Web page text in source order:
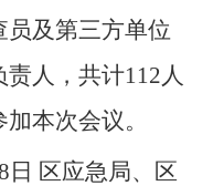
员及第三方单位
责人，共计112人
加本次会议。
日 区应急局、区